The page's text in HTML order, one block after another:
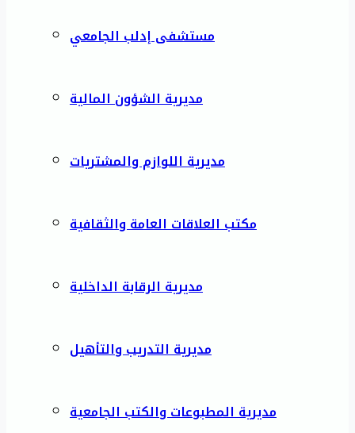
مستشفى إدلب الجامعي
مديرية الشؤون المالية
مديرية اللوازم والمشتريات
مكتب العلاقات العامة والثقافية
مديرية الرقابة الداخلية
مديرية التدريب والتأهيل
مديرية المطبوعات والكتب الجامعية